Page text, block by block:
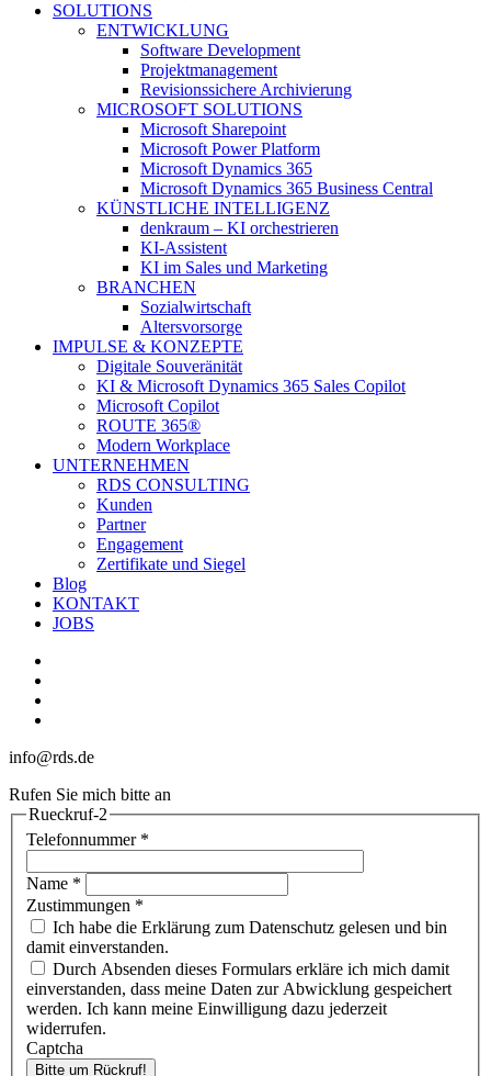
SOLUTIONS
ENTWICKLUNG
Software Development
Projektmanagement
Revisionssichere Archivierung
MICROSOFT SOLUTIONS
Microsoft Sharepoint
Microsoft Power Platform
Microsoft Dynamics 365
Microsoft Dynamics 365 Business Central
KÜNSTLICHE INTELLIGENZ
denkraum – KI orchestrieren
KI-Assistent
KI im Sales und Marketing
BRANCHEN
Sozialwirtschaft
Altersvorsorge
IMPULSE & KONZEPTE
Digitale Souveränität
KI & Microsoft Dynamics 365 Sales Copilot
Microsoft Copilot
ROUTE 365®
Modern Workplace
UNTERNEHMEN
RDS CONSULTING
Kunden
Partner
Engagement
Zertifikate und Siegel
Blog
KONTAKT
JOBS
info@rds.de
Rufen Sie mich bitte an
Rueckruf-2
Telefonnummer *
Name *
Zustimmungen *
Ich habe die Erklärung zum Datenschutz gelesen und bin
damit einverstanden.
Durch Absenden dieses Formulars erkläre ich mich damit
einverstanden, dass meine Daten zur Abwicklung gespeichert
werden. Ich kann meine Einwilligung dazu jederzeit
widerrufen.
Captcha
Bitte um Rückruf!